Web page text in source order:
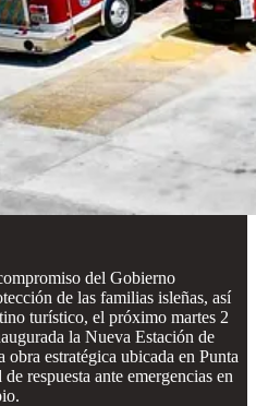
del Gobierno
de las familias isleñas, así
turístico, el próximo martes 2
la Nueva Estación de
estratégica ubicada en Punta
respuesta ante emergencias en